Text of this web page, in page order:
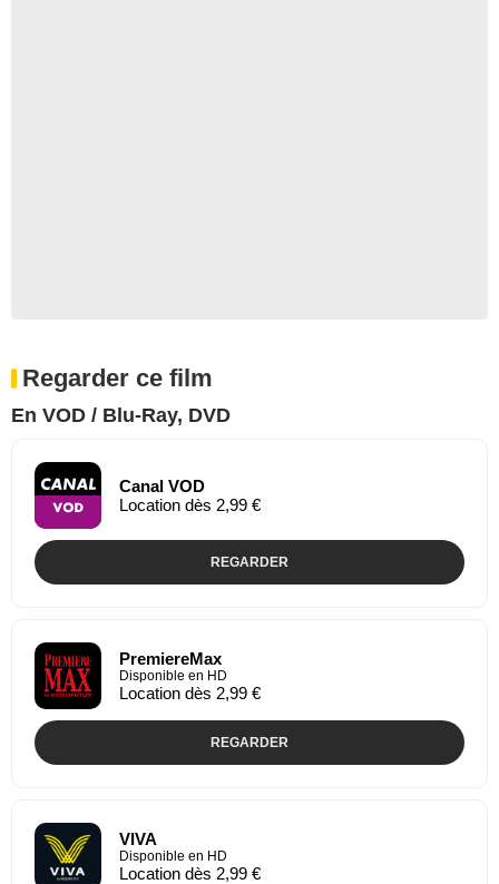
Regarder ce film
En VOD / Blu-Ray, DVD
Canal VOD
Location dès 2,99 €
REGARDER
PremiereMax
Disponible en HD
Location dès 2,99 €
REGARDER
VIVA
Disponible en HD
Location dès 2,99 €